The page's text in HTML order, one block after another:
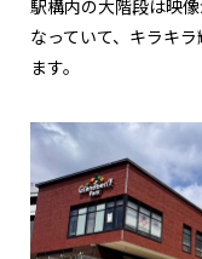
駅構内の大階段は映
なっていて、キラキ
ます。